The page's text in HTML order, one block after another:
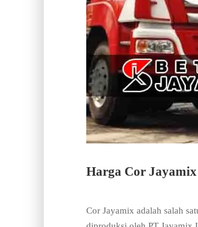
Harga Cor
Cor Jayamix adalah salah